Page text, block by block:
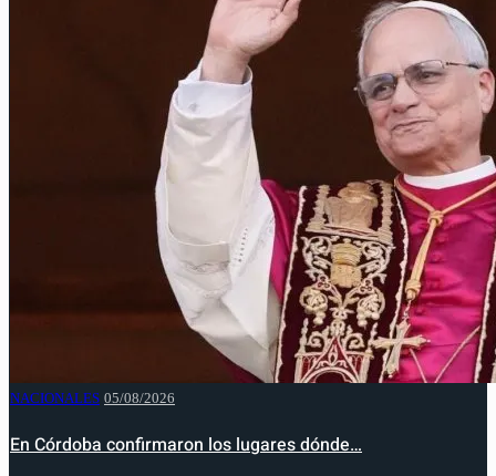
NACIONALES 05/08/2026
En Córdoba confirmaron los lugares dónde…